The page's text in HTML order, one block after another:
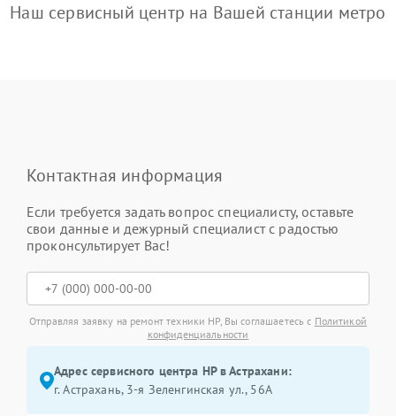
Наш сервисный центр на Вашей станции метро
Контактная информация
Если требуется задать вопрос специалисту, оставьте
свои данные и дежурный специалист с радостью
проконсультирует Вас!
Отправляя заявку на ремонт техники HP, Вы соглашаетесь с Политикой
конфиденциальности
Адрес сервисного центра HP в Астрахани:
г. Астрахань, 3-я Зеленгинская ул., 56А